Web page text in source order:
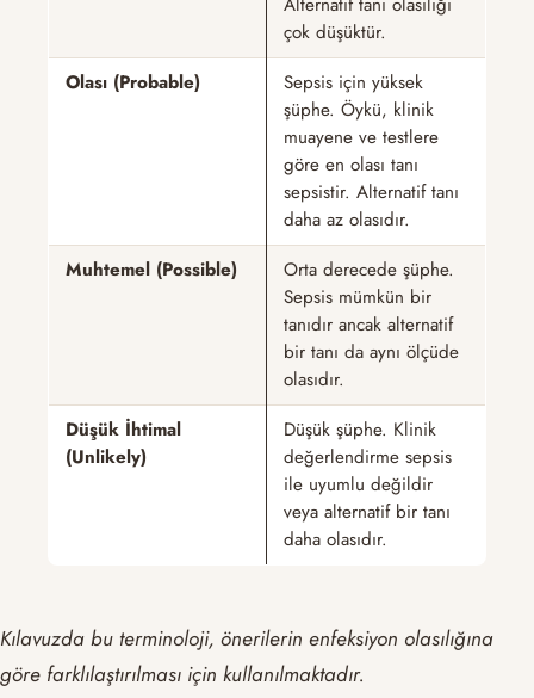
çok düşüktür.
Olası (Probable)
Sepsis için yüksek
şüphe. Öykü, klinik
muayene ve testlere
göre en olası tanı
sepsistir. Alternatif tanı
daha az olasıdır.
Muhtemel (Possible)
Orta derecede şüphe.
Sepsis mümkün bir
tanıdır ancak alternatif
bir tanı da aynı ölçüde
olasıdır.
Düşük İhtimal
(Unlikely)
Düşük şüphe. Klinik
değerlendirme sepsis
ile uyumlu değildir
veya alternatif bir tanı
daha olasıdır.
Kılavuzda bu terminoloji, önerilerin enfeksiyon olasılığına
göre farklılaştırılması için kullanılmaktadır.